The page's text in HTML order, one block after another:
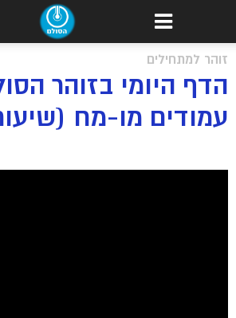
זוהר למתחילים
הדף היומי בזוהר
עמודים מו-מח